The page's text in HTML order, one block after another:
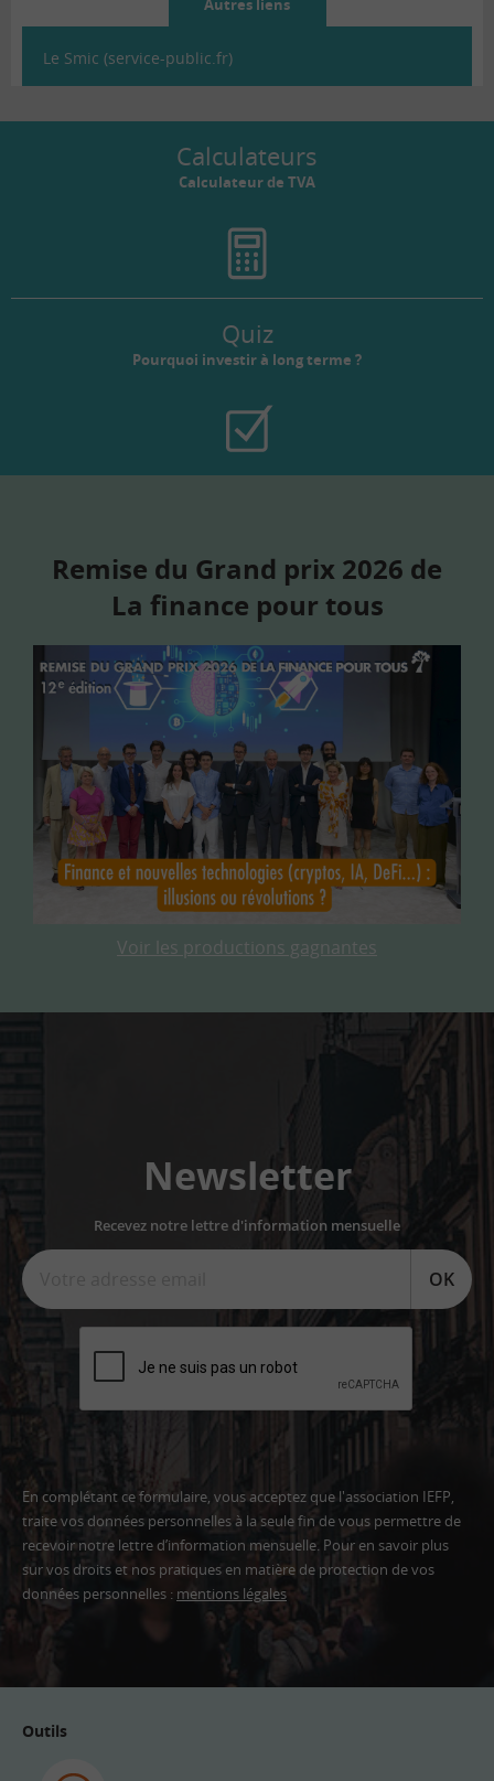
Autres liens
Le Smic (service-public.fr)
Calculateurs
Calculateur de TVA
Quiz
Pourquoi investir à long terme ?
Remise du Grand prix 2026 de
La finance pour tous
Voir les productions gagnantes
Newsletter
Recevez notre lettre d'information mensuelle
OK
En complétant ce formulaire, vous acceptez que l'association IEFP,
traite vos données personnelles à la seule fin de vous permettre de
recevoir notre lettre d’information mensuelle. Pour en savoir plus
sur vos droits et nos pratiques en matière de protection de vos
données personnelles : mentions légales
Outils